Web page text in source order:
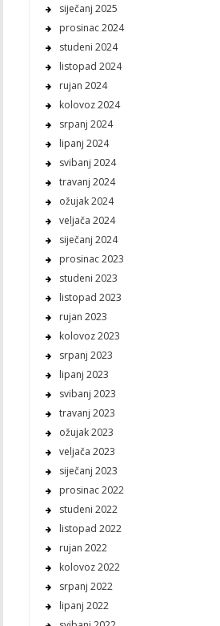
siječanj 2025
prosinac 2024
studeni 2024
listopad 2024
rujan 2024
kolovoz 2024
srpanj 2024
lipanj 2024
svibanj 2024
travanj 2024
ožujak 2024
veljača 2024
siječanj 2024
prosinac 2023
studeni 2023
listopad 2023
rujan 2023
kolovoz 2023
srpanj 2023
lipanj 2023
svibanj 2023
travanj 2023
ožujak 2023
veljača 2023
siječanj 2023
prosinac 2022
studeni 2022
listopad 2022
rujan 2022
kolovoz 2022
srpanj 2022
lipanj 2022